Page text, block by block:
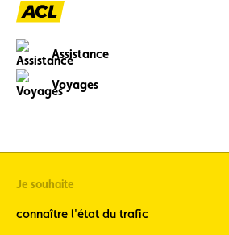
Assistance
Voyages
Je souhaite
connaître l'état du trafic